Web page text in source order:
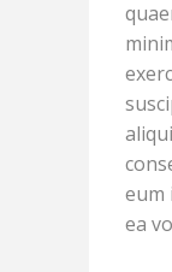
eum
ea vo